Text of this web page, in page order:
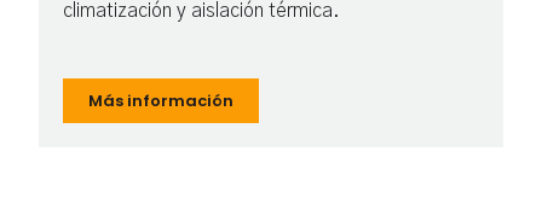
climatización y aislación térmica.
Más información